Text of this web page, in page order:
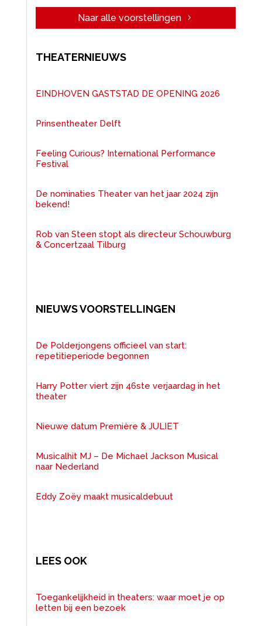
Naar alle voorstellingen
THEATERNIEUWS
EINDHOVEN GASTSTAD DE OPENING 2026
Prinsentheater Delft
Feeling Curious? International Performance
Festival
De nominaties Theater van het jaar 2024 zijn
bekend!
Rob van Steen stopt als directeur Schouwburg
& Concertzaal Tilburg
NIEUWS VOORSTELLINGEN
De Polderjongens officieel van start:
repetitieperiode begonnen
Harry Potter viert zijn 46ste verjaardag in het
theater
Nieuwe datum Première & JULIET
Musicalhit MJ – De Michael Jackson Musical
naar Nederland
Eddy Zoëy maakt musicaldebuut
LEES OOK
Toegankelijkheid in theaters: waar moet je op
letten bij een bezoek